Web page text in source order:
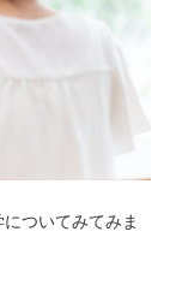
ついてみてみま